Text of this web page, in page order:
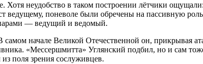
неудобство в таком построении лётчики
ведущему, поневоле были обречены на пассивную
парами — ведущий и ведомый.
начале Великой Отечественной он, прикрывая
«Мессершмитта» Углянский подбил, но и сам
поля зрения сослуживцев.